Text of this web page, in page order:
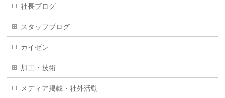
社長ブログ
スタッフブログ
カイゼン
加工・技術
メディア掲載・社外活動